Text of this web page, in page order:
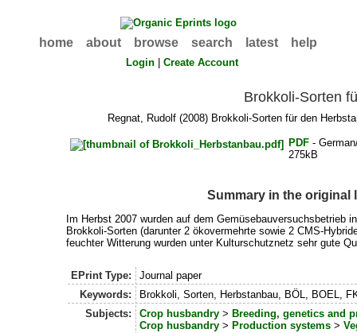
home about browse search latest help
Login |Create Account
Brokkoli-Sorten
Regnat, Rudolf (2008) Brokkoli-Sorten für den
PDF -
275kB
Summary in the original
Im Herbst 2007 wurden auf dem Gemüsebauversuchsbetrieb
Brokkoli-Sorten (darunter 2 ökovermehrte sowie 2 CMS-
feuchter Witterung wurden unter Kulturschutznetz sehr gute
EPrint Type:
Journal paper
Keywords:
Brokkoli, Sorten, Herbstanbau, BÖL, BOEL,
Subjects:
Crop husbandry> Breeding, genetics and
Crop husbandry> Production systems>